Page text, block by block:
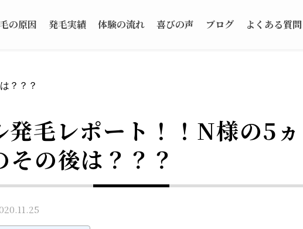
の原因 発毛実績 体験の流れ 喜びの声 ブログ よくある質問
？？？
発毛レポート！！N様の5ヵ
その後は？？？